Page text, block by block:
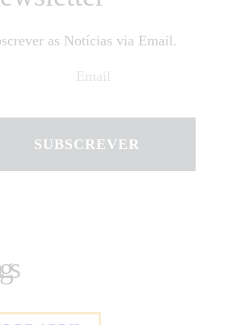
as Notícias via Email.
SUBSCREVER